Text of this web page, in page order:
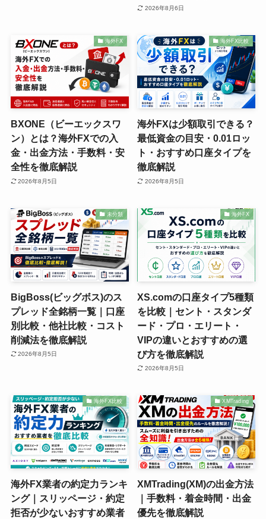
2026年8月6日
海外FX
BXONE（ビーエックスワ
ン）とは？海外FXでの入
金・出金方法・手数料・安
全性を徹底解説
2026年8月5日
海外FX比較
海外FXは少額取引できる？
最低資金の目安・0.01ロッ
ト・おすすめ口座タイプを
徹底解説
2026年8月5日
未分類
BigBoss(ビッグボス)のス
プレッド全銘柄一覧｜口座
別比較・他社比較・コスト
削減法を徹底解説
2026年8月5日
海外FX
XS.comの口座タイプ5種類
を比較｜セント・スタンダ
ード・プロ・エリート・
VIPの違いとおすすめの選
び方を徹底解説
2026年8月5日
海外FX比較
海外FX業者の約定力ランキ
ング｜スリッページ・約定
拒否が少ないおすすめ業者
XMTrading
XMTrading(XM)の出金方法
｜手数料・着金時間・出金
優先を徹底解説